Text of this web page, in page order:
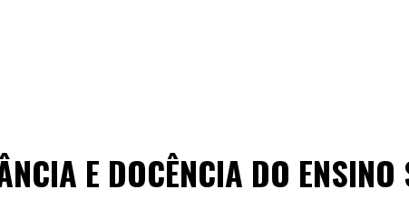
E DOCÊNCIA DO